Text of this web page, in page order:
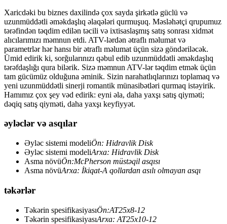
Xaricdəki bu biznes daxilində çox sayda şirkətlə güclü və
uzunmüddətli əməkdaşlıq əlaqələri qurmuşuq. Məsləhətçi qrupumuz
tərəfindən təqdim edilən təcili və ixtisaslaşmış satış sonrası xidmət
alıcılarımızı məmnun etdi. ATV-lərdən ətraflı məlumat və
parametrlər hər hansı bir ətraflı məlumat üçün sizə göndəriləcək.
Ümid edirik ki, sorğularınızı qəbul edib uzunmüddətli əməkdaşlıq
tərəfdaşlığı qura bilərik. Sizə məmnun ATV-lər təqdim etmək üçün
tam gücümüz olduğuna əminik. Sizin narahatlıqlarınızı toplamaq və
yeni uzunmüddətli sinerji romantik münasibətləri qurmaq istəyirik.
Hamımız çox şey vəd edirik: eyni əla, daha yaxşı satış qiyməti;
dəqiq satış qiyməti, daha yaxşı keyfiyyət.
əyləclər və asqılar
Əyləc sistemi modeliÖn: Hidravlik Disk
Əyləc sistemi modeliArxa: Hidravlik Disk
Asma növüÖn:McPherson müstəqil asqısı
Asma növüArxa: İkiqat-A qollardan asılı olmayan asqı
təkərlər
Təkərin spesifikasiyasıÖn:AT25x8-12
Təkərin spesifikasiyasıArxa: AT25x10-12